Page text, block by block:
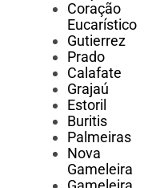
Coração
Eucarístico
Gutierrez
Prado
Calafate
Grajaú
Estoril
Buritis
Palmeiras
Nova
Gameleira